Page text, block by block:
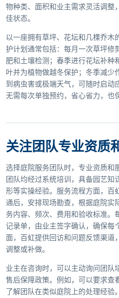
物种类、面积和业主需求灵活调整
佳状态。
以一座拥有草坪、花坛和几棵乔木
护计划通常包括：每月一次草坪修
肥和土壤检测；春季进行花坛补种
叶并为植物做越冬保护；冬季减少
到病虫害或极端天气，可随时启动
无需每次单独预约，省心省力，也
关注团队专业资质
选择庭院服务团队时，专业资质和
团队均经过系统培训，具备园艺知
形等实操经验。服务流程方面，百
通后，安排现场勘查，根据庭院实
务内容、频次、费用和验收标准。
记录单，由业主签字确认，确保每
面，百虹提供回访和问题反馈渠道
调整或补做。
业主在咨询时，可以主动询问团队
售后保障政策。例如，可以要求查
了解团队在类似庭院上的处理经验